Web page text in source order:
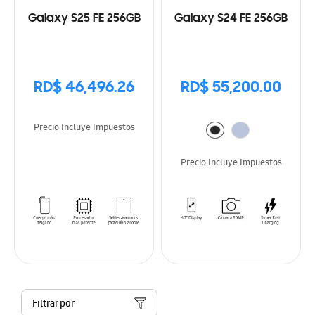
Galaxy S25 FE 256GB
RD$ 46,496.26
Precio Incluye Impuestos
Galaxy S24 FE 256GB
RD$ 55,200.00
Precio Incluye Impuestos
Filtrar por